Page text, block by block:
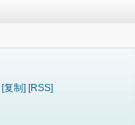
[复制] [RSS]